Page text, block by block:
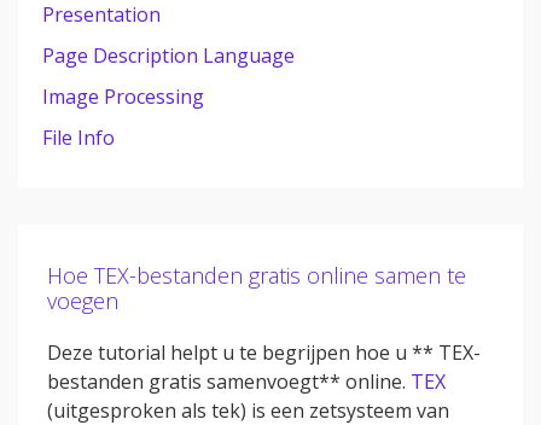
Presentation
Page Description Language
Image Processing
File Info
Hoe TEX-bestanden gratis online samen te
voegen
Deze tutorial helpt u te begrijpen hoe u ** TEX-
bestanden gratis samenvoegt** online. TEX
(uitgesproken als tek) is een zetsysteem van